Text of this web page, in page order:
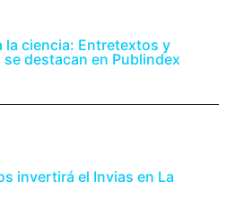
la ciencia: Entretextos y
destacan en Publindex
invertirá el Invias en La